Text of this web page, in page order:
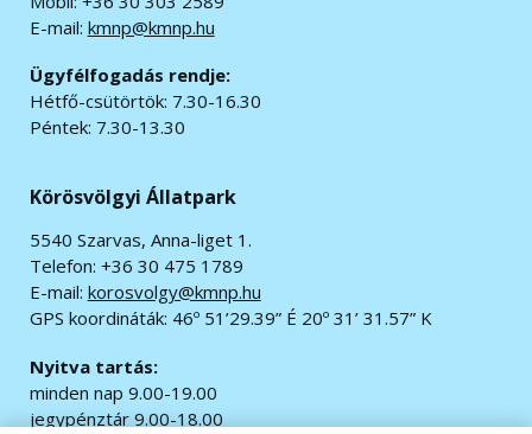
E-mail: kmnp@kmnp.hu
Ügyfélfogadás rendje:
Hétfő-csütörtök: 7.30-16.30
Péntek: 7.30-13.30
Körösvölgyi Állatpark
5540 Szarvas, Anna-liget 1.
Telefon: +36 30 475 1789
E-mail: korosvolgy@kmnp.hu
GPS koordináták: 46º 51’29.39” É 20º 31’ 31.57” K
Nyitva tartás:
minden nap 9.00-19.00
jegypénztár 9.00-18.00